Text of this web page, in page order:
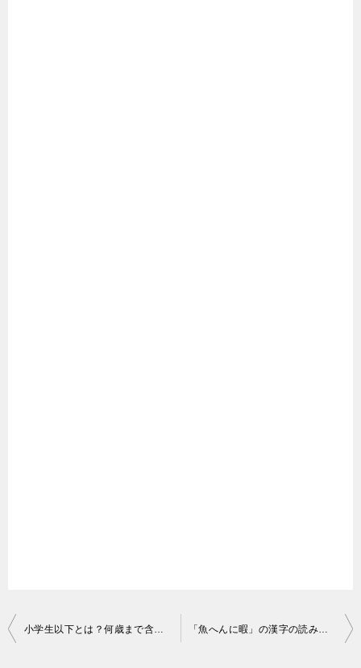
投
小学生以下とは？何歳まで含まれる？【正解】小学6年生まで 「魚へんに暇」の漢字の読み方はエビ！鰕←ヒマじゃない！